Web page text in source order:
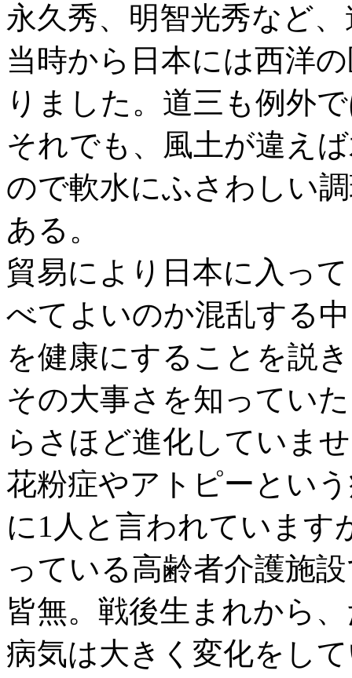
永久秀、明智光秀など
当時から日本には西洋
りました。道三も例外
それでも、風土が違え
ので軟水にふさわしい
ある。
貿易により日本に入っ
べてよいのか混乱する
を健康にすることを説
その大事さを知ってい
らさほど進化していま
花粉症やアトピーとい
に1人と言われています
っている高齢者介護施
皆無。戦後生まれから
病気は大きく変化をし